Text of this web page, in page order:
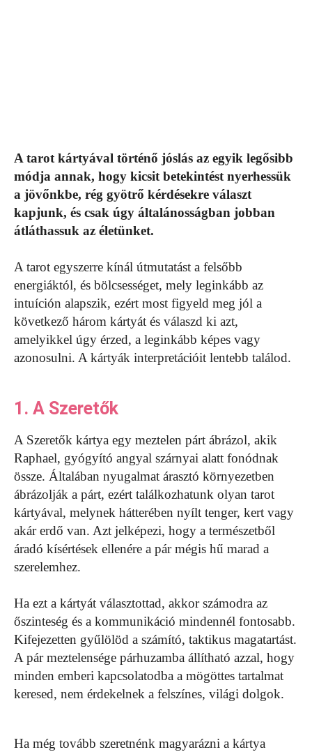
A tarot kártyával történő jóslás az egyik legősibb
módja annak, hogy kicsit betekintést nyerhessük
a jövőnkbe, rég gyötrő kérdésekre választ
kapjunk, és csak úgy általánosságban jobban
átláthassuk az életünket.
A tarot egyszerre kínál útmutatást a felsőbb
energiáktól, és bölcsességet, mely leginkább az
intuíción alapszik, ezért most figyeld meg jól a
következő három kártyát és válaszd ki azt,
amelyikkel úgy érzed, a leginkább képes vagy
azonosulni. A kártyák interpretációit lentebb találod.
1. A Szeretők
A Szeretők kártya egy meztelen párt ábrázol, akik
Raphael, gyógyító angyal szárnyai alatt fonódnak
össze. Általában nyugalmat árasztó környezetben
ábrázolják a párt, ezért találkozhatunk olyan tarot
kártyával, melynek hátterében nyílt tenger, kert vagy
akár erdő van. Azt jelképezi, hogy a természetből
áradó kísértések ellenére a pár mégis hű marad a
szerelemhez.
Ha ezt a kártyát választottad, akkor számodra az
őszinteség és a kommunikáció mindennél fontosabb.
Kifejezetten gyűlölöd a számító, taktikus magatartást.
A pár meztelensége párhuzamba állítható azzal, hogy
minden emberi kapcsolatodba a mögöttes tartalmat
keresed, nem érdekelnek a felszínes, világi dolgok.
Ha még tovább szeretnénk magyarázni a kártya